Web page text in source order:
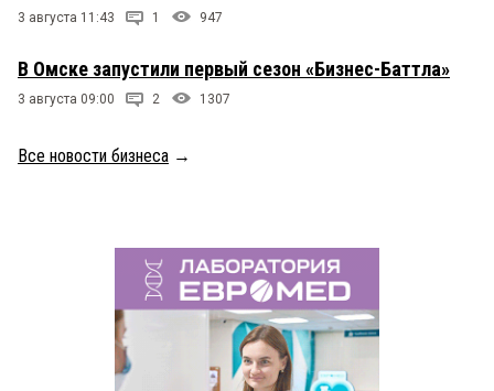
3 августа 11:43 1 947
В Омске запустили первый сезон «Бизнес-Баттла»
3 августа 09:00 2 1307
Все новости бизнеса →